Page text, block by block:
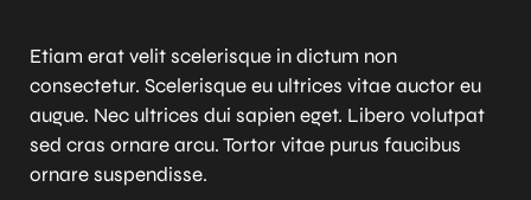
Etiam erat velit scelerisque in dictum non
consectetur. Scelerisque eu ultrices vitae auctor eu
augue. Nec ultrices dui sapien eget. Libero volutpat
sed cras ornare arcu. Tortor vitae purus faucibus
ornare suspendisse.